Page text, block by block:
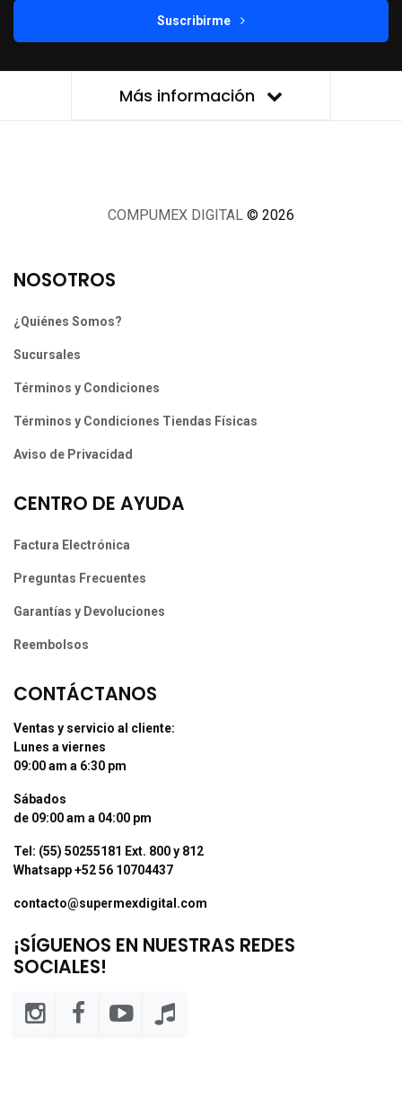
Suscribirme
Más información
COMPUMEX DIGITAL © 2026
NOSOTROS
¿Quiénes Somos?
Sucursales
Términos y Condiciones
Términos y Condiciones Tiendas Físicas
Aviso de Privacidad
CENTRO DE AYUDA
Factura Electrónica
Preguntas Frecuentes
Garantías y Devoluciones
Reembolsos
CONTÁCTANOS
Ventas y servicio al cliente:
Lunes a viernes
09:00 am a 6:30 pm
Sábados
de 09:00 am a 04:00 pm
Tel: (55) 50255181 Ext. 800 y 812
Whatsapp +52 56 10704437
contacto@supermexdigital.com
¡SÍGUENOS EN NUESTRAS REDES
SOCIALES!